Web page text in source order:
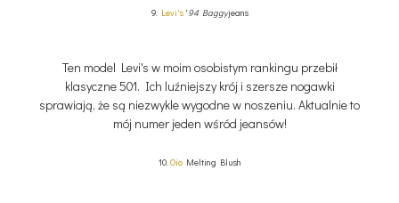
9. Levi's'94 Baggyjeans
Ten model Levi's w moim osobistym rankingu przebił
klasyczne 501. Ich luźniejszy krój i szersze nogawki
sprawiają, że są niezwykle wygodne w noszeniu. Aktualnie to
mój numer jeden wśród jeansów!
10.OioMelting Blush